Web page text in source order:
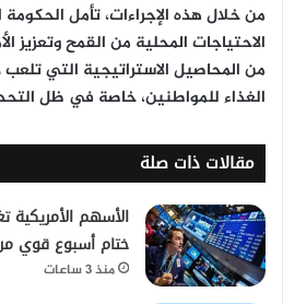
من خلال هذه الإجراءات، تأمل
الاحتياجات المحلية من القمح وتعزيز
من المحاصيل الاستراتيجية التي
الغذاء للمواطنين، خاصة في ظل
مقالات ذات صلة
الأسهم
ختام أسبوع قوي
منذ 3 ساعات